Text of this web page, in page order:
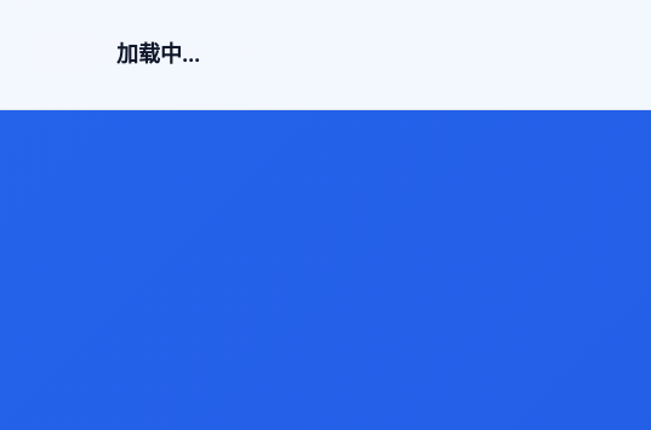
加载中...